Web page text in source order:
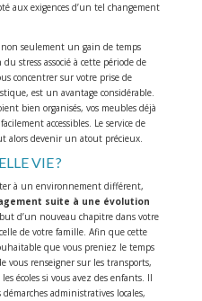
aux exigences d’un tel changement
non seulement un gain de temps
stress associé à cette période de
concentrer sur votre prise de
est un avantage considérable.
bien organisés, vos meubles déjà
accessibles. Le service de
alors devenir un atout précieux.
VIE ?
à un environnement différent,
suite à une évolution
d’un nouveau chapitre dans votre
de votre famille. Afin que cette
que vous preniez le temps
vous renseigner sur les transports,
écoles si vous avez des enfants. Il
administratives locales,